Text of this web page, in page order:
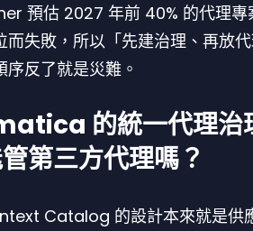
預估 2027 年前 40% 的代理專
而失敗，所以「先建治理、再放
序反了就是災難。
的統一代理治
第三方代理嗎？
Catalog 的設計本來就是供